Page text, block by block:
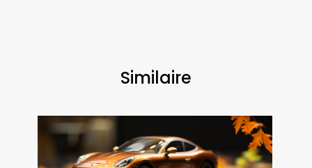
Similaire